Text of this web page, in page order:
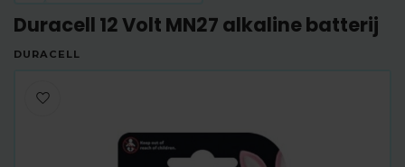
Duracell 12 Volt MN27 alkaline batterij
DURACELL